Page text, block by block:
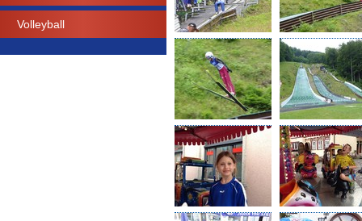
Volleyball